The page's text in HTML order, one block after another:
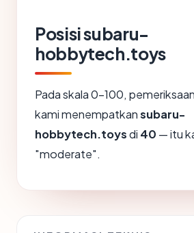
Posisi subaru-
hobbytech.toys
Pada skala 0-100,
kami menempatkansubaru-
hobbytech.toysdi 40 — itu
"moderate".